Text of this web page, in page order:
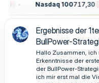
Nasdaq 100717,30
Ergebnisse der
BullPower-
Hallo Zusammen, ich
Erkenntnisse der
der BullPower-
ich mir erst mal die